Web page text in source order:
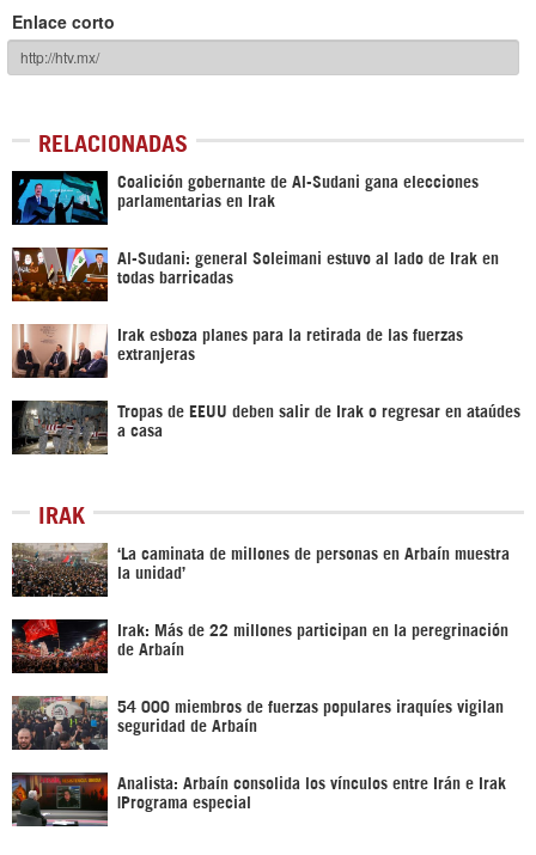
Enlace corto
RELACIONADAS
Coalición gobernante de Al-Sudani gana elecciones
parlamentarias en Irak
Al-Sudani: general Soleimani estuvo al lado de Irak en
todas barricadas
Irak esboza planes para la retirada de las fuerzas
extranjeras
Tropas de EEUU deben salir de Irak o regresar en ataúdes
a casa
IRAK
‘La caminata de millones de personas en Arbaín muestra
la unidad’
Irak: Más de 22 millones participan en la peregrinación
de Arbaín
54 000 miembros de fuerzas populares iraquíes vigilan
seguridad de Arbaín
Analista: Arbaín consolida los vínculos entre Irán e Irak
|Programa especial